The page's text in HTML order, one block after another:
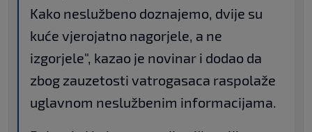
Kako neslužbeno doznajemo, dvije su
kuće vjerojatno nagorjele, a ne
izgorjele", kazao je novinar i dodao da
zbog zauzetosti vatrogasaca raspolaže
uglavnom neslužbenim informacijama.